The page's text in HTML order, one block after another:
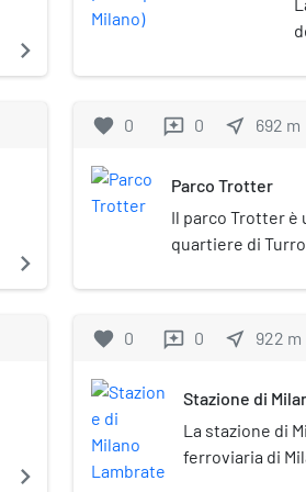
navigate_next
navigate_next
navigate_next
favorite 0 reviews 0 near_me 692 m
Parco Trotter
Il parco Trotter è
quartiere di
favorite 0 reviews 0 near_me 922 m
Stazione di
La stazione di
ferroviaria di